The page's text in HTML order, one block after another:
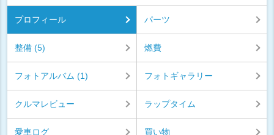
プロフィール パーツ
整備 (5) 燃費
フォトアルバム (1) フォトギャラリー
クルマレビュー ラップタイム
愛車ログ 買い物